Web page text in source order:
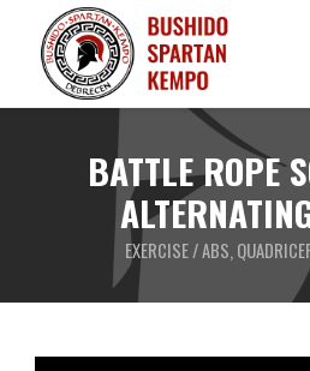
BATTLE ROPE
EXERCISE / ABS,